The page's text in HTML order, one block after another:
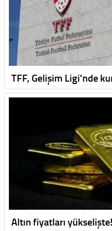
TFF, Gelişim Ligi'nde
Altın fiyatları